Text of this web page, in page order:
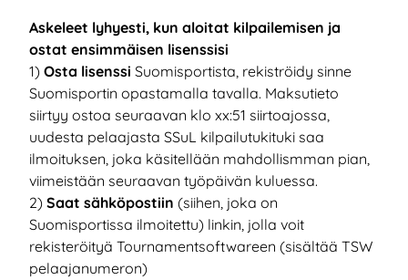
Askeleet lyhyesti, kun aloitat kilpailemisen ja
ostat ensimmäisen lisenssisi
1) Osta lisenssi Suomisportista, rekiströidy sinne
Suomisportin opastamalla tavalla. Maksutieto
siirtyy ostoa seuraavan klo xx:51 siirtoajossa,
uudesta pelaajasta SSuL kilpailutukituki saa
ilmoituksen, joka käsitellään mahdollismman pian,
viimeistään seuraavan työpäivän kuluessa.
2) Saat sähköpostiin (siihen, joka on
Suomisportissa ilmoitettu) linkin, jolla voit
rekisteröityä Tournamentsoftwareen (sisältää TSW
pelaajanumeron)